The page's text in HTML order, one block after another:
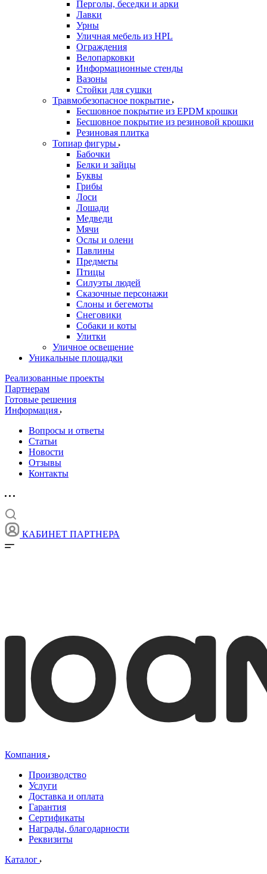
Перголы, беседки и арки
Лавки
Урны
Уличная мебель из HPL
Ограждения
Велопарковки
Информационные стенды
Вазоны
Стойки для сушки
Травмобезопасное покрытие
Бесшовное покрытие из EPDM крошки
Бесшовное покрытие из резиновой крошки
Резиновая плитка
Топиар фигуры
Бабочки
Белки и зайцы
Буквы
Грибы
Лоси
Лошади
Медведи
Мячи
Ослы и олени
Павлины
Предметы
Птицы
Силуэты людей
Сказочные персонажи
Слоны и бегемоты
Снеговики
Собаки и коты
Улитки
Уличное освещение
Уникальные площадки
Реализованные проекты
Партнерам
Готовые решения
Информация
Вопросы и ответы
Статьи
Новости
Отзывы
Контакты
КАБИНЕТ ПАРТНЕРА
Компания
Производство
Услуги
Доставка и оплата
Гарантия
Сертификаты
Награды, благодарности
Реквизиты
Каталог